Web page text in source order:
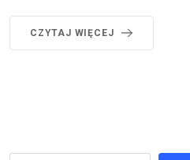
CZYTAJ WIĘCEJ